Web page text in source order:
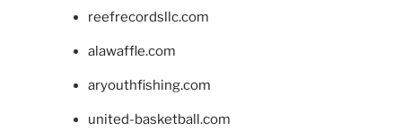
reefrecordsllc.com
alawaffle.com
aryouthfishing.com
united-basketball.com